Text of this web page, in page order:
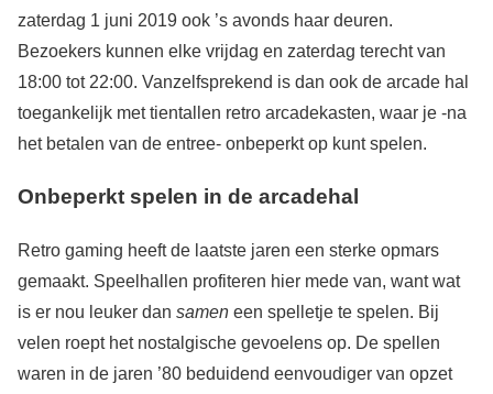
zaterdag 1 juni 2019 ook ’s avonds haar deuren.
Bezoekers kunnen elke vrijdag en zaterdag terecht van
18:00 tot 22:00. Vanzelfsprekend is dan ook de arcade hal
toegankelijk met tientallen retro arcadekasten, waar je -na
het betalen van de entree- onbeperkt op kunt spelen.
Onbeperkt spelen in de arcadehal
Retro gaming heeft de laatste jaren een sterke opmars
gemaakt. Speelhallen profiteren hier mede van, want wat
is er nou leuker dan samen een spelletje te spelen. Bij
velen roept het nostalgische gevoelens op. De spellen
waren in de jaren ’80 beduidend eenvoudiger van opzet